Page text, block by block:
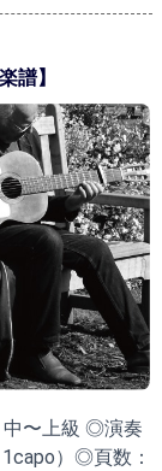
譜】
中〜上級 ◎演奏
）◎頁数：